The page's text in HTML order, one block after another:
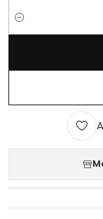
Cantidad